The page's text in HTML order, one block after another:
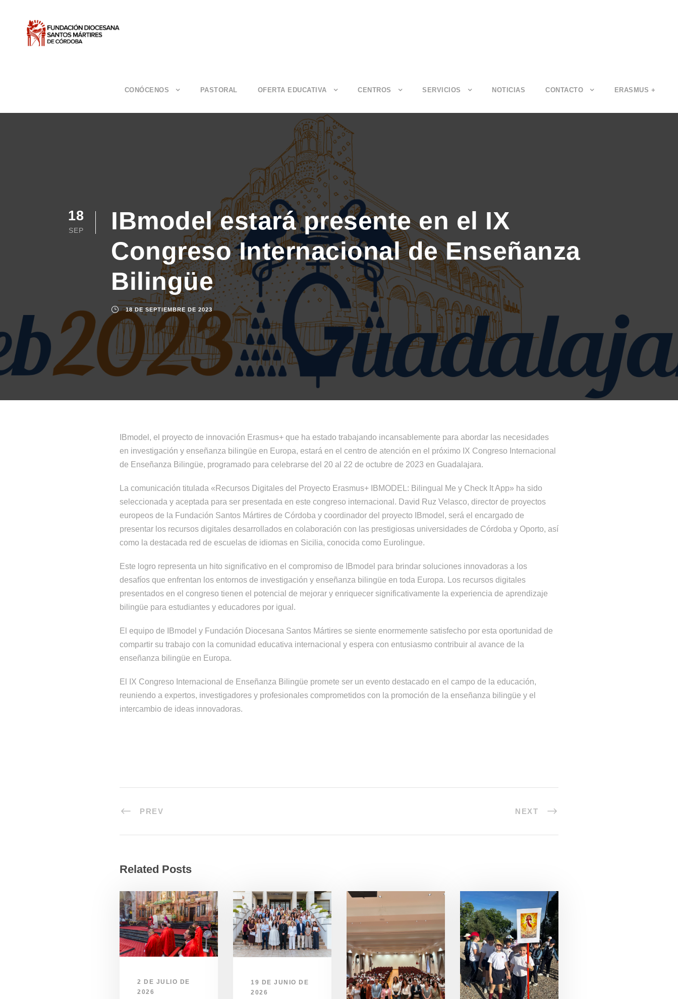
CONÓCENOS PASTORAL OFERTA EDUCATIVA CENTROS SERVICIOS NOTICIAS CONTACTO ERASMUS +
18
SEP
IBmodel estará presente en el IX
Congreso Internacional de Enseñanza
Bilingüe
18 DE SEPTIEMBRE DE 2023
IBmodel, el proyecto de innovación Erasmus+ que ha estado trabajando incansablemente para abordar las necesidades
en investigación y enseñanza bilingüe en Europa, estará en el centro de atención en el próximo IX Congreso Internacional
de Enseñanza Bilingüe, programado para celebrarse del 20 al 22 de octubre de 2023 en Guadalajara.
La comunicación titulada «Recursos Digitales del Proyecto Erasmus+ IBMODEL: Bilingual Me y Check It App» ha sido
seleccionada y aceptada para ser presentada en este congreso internacional. David Ruz Velasco, director de proyectos
europeos de la Fundación Santos Mártires de Córdoba y coordinador del proyecto IBmodel, será el encargado de
presentar los recursos digitales desarrollados en colaboración con las prestigiosas universidades de Córdoba y Oporto, así
como la destacada red de escuelas de idiomas en Sicilia, conocida como Eurolingue.
Este logro representa un hito significativo en el compromiso de IBmodel para brindar soluciones innovadoras a los
desafíos que enfrentan los entornos de investigación y enseñanza bilingüe en toda Europa. Los recursos digitales
presentados en el congreso tienen el potencial de mejorar y enriquecer significativamente la experiencia de aprendizaje
bilingüe para estudiantes y educadores por igual.
El equipo de IBmodel y Fundación Diocesana Santos Mártires se siente enormemente satisfecho por esta oportunidad de
compartir su trabajo con la comunidad educativa internacional y espera con entusiasmo contribuir al avance de la
enseñanza bilingüe en Europa.
El IX Congreso Internacional de Enseñanza Bilingüe promete ser un evento destacado en el campo de la educación,
reuniendo a expertos, investigadores y profesionales comprometidos con la promoción de la enseñanza bilingüe y el
intercambio de ideas innovadoras.
PREV NEXT
Related Posts
2 DE JULIO DE
2026
19 DE JUNIO DE
2026